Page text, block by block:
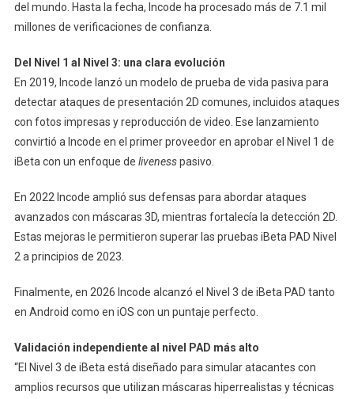
del mundo. Hasta la fecha, Incode ha procesado más de 7.1 mil
millones de verificaciones de confianza.
Del Nivel 1 al Nivel 3: una clara evolución
En 2019, Incode lanzó un modelo de prueba de vida pasiva para
detectar ataques de presentación 2D comunes, incluidos ataques
con fotos impresas y reproducción de video. Ese lanzamiento
convirtió a Incode en el primer proveedor en aprobar el Nivel 1 de
iBeta con un enfoque de livenesspasivo.
En 2022 Incode amplió sus defensas para abordar ataques
avanzados con máscaras 3D, mientras fortalecía la detección 2D.
Estas mejoras le permitieron superar las pruebas iBeta PAD Nivel
2 a principios de 2023.
Finalmente, en 2026 Incode alcanzó el Nivel 3 de iBeta PAD tanto
en Android como en iOS con un puntaje perfecto.
Validación independiente al nivel PAD más alto
“El Nivel 3 de iBeta está diseñado para simular atacantes con
amplios recursos que utilizan máscaras hiperrealistas y técnicas